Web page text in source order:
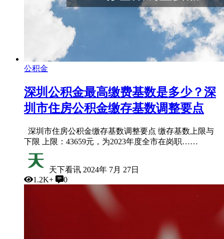
公积金
深圳公积金最高缴费基数是多少？深
圳市住房公积金缴存基数调整要点
深圳市住房公积金缴存基数调整要点 缴存基数上限与
下限 上限：43659元，为2023年度全市在岗职……
天下看讯 2024年 7月 27日
1.2K+
0